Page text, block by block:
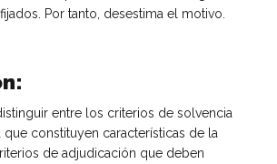
Por tanto, desestima el motivo.
entre los criterios de solvencia
que constituyen características de la
de adjudicación que deben